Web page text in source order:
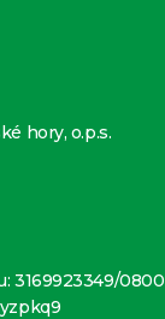
hory, o.p.s.
3169923349/0800